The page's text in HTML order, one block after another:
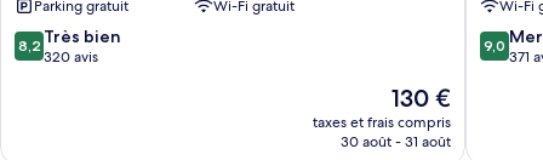
Parking gratuit
Wi-Fi gratuit
8.2
sur
8,2 Très bien
320 avis
Le
nouveau
prix
130 €
taxes et frais compris
30 août - 31 août
Wi-Fi
9.0
sur
9,0
371